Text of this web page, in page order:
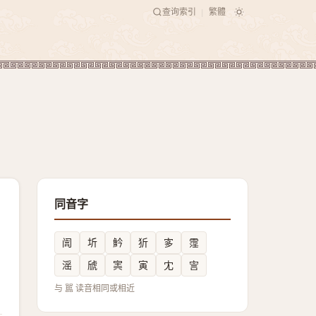
查询索引 繁體
同音字
訚 圻 䰼 㹞 㝖
霪
滛
䖐 㝙 寅 冘 㝘
与 嚚 读音相同或相近